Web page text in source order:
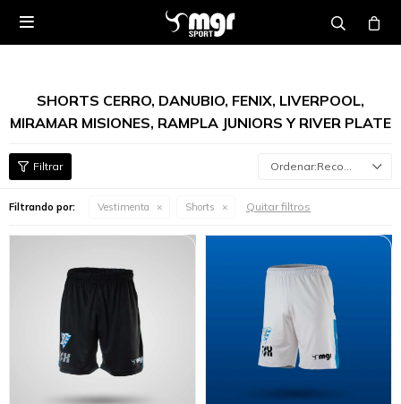

SHORTS CERRO, DANUBIO, FENIX, LIVERPOOL,
MIRAMAR MISIONES, RAMPLA JUNIORS Y RIVER PLATE
Recomendados
Filtrando por: Vestimenta Shorts Quitar filtros